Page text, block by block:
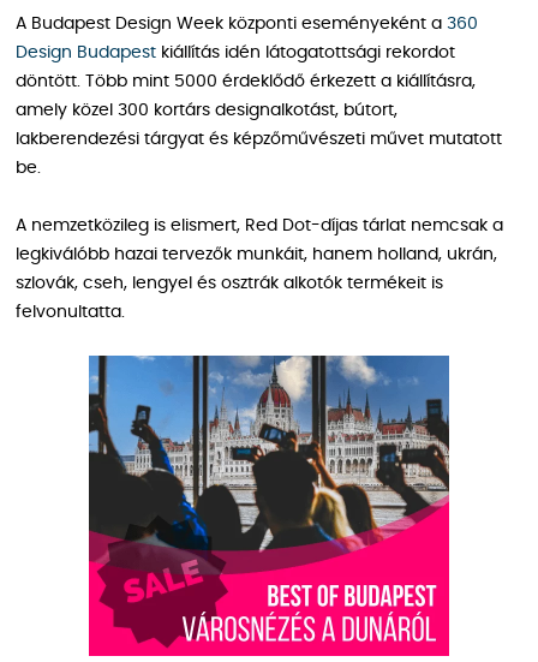
A Budapest Design Week központi eseményeként a 360
Design Budapest kiállítás idén látogatottsági rekordot
döntött. Több mint 5000 érdeklődő érkezett a kiállításra,
amely közel 300 kortárs designalkotást, bútort,
lakberendezési tárgyat és képzőművészeti művet mutatott
be.
A nemzetközileg is elismert, Red Dot-díjas tárlat nemcsak a
legkiválóbb hazai tervezők munkáit, hanem holland, ukrán,
szlovák, cseh, lengyel és osztrák alkotók termékeit is
felvonultatta.